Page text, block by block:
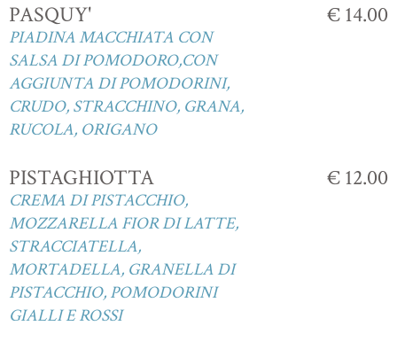
PASQUY'
PIADINA MACCHIATA CON
SALSA DI POMODORO,CON
AGGIUNTA DI POMODORINI,
CRUDO, STRACCHINO, GRANA,
RUCOLA, ORIGANO
€ 14.00
PISTAGHIOTTA
CREMA DI PISTACCHIO,
MOZZARELLA FIOR DI LATTE,
STRACCIATELLA,
MORTADELLA, GRANELLA DI
PISTACCHIO, POMODORINI
GIALLI E ROSSI
€ 12.00